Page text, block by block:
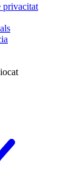
privacitat